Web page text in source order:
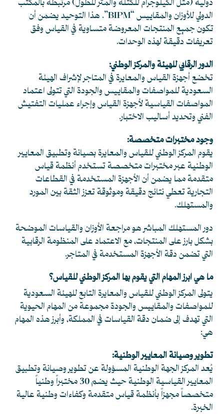
دولية (مثل الكيلوجرام للكتلة والمتر للطول) مرتبطة بالمكتب
الدولي للأوزان والمقاييس “BIPM”. هذا التوحيد يضمن أن
تكون جميع المنتجات المعروضة متساوية في القياس وفق
تعريفات دقيقة لهذه الوحدات.
الدور الرقابي للهيئة والمركز الوطني:
تخضع أجهزة القياس والمعايرة في المتاجر لإشراف الهيئة
السعودية للمواصفات والمقاييس والجودة التي تتولى اعتماد
المواصفات القياسية لأجهزة القياس وإجراء عمليات التفتيش
الفني وتحديد أساليب الاختبار.
وجود مختبرات متخصصة:
يقوم المركز الوطني للقياس والمعايرة بصيانة وتطبيق المعايير
الوطنية عبر مختبرات متخصصة تستخدم أنظمة قياس
متقدمة مما يضمن أن الأجهزة المستخدمة في القطاعات
التجارية تعطي نتائج دقيقة وموثوقة تعزز الثقة بين المورد
والمستهلك.
دور المستهلك المباشر هو مراجعة الأوزان والقياسات الموضحة
بشكل بارز على المنتجات، مع الاعتماد على المنظومة الرقابية
التي تضمن دقة الأجهزة المستخدمة في المتاجر.
ما هي ابرز المهام التي يقوم بها المركز الوطني للقياس؟
يتولى المركز الوطني للقياس والمعايرة التابع للهيئة السعودية
للمواصفات والمقاييس والجودة مجموعة من المهام الحيوية
التي تهدف إلى ضمان دقة القياسات في المملكة، وأبرز هذه المهام
هي:
تطوير وصيانة المعايير الوطنية:
يُعد المركز الجهة الوطنية المسؤولة عن تطوير وصيانة وتطبيق
المعايير القياسية الوطنية حيث يضم 30 مختبراً وطنياً
متخصصاً مجهزاً بأنظمة قياس متقدمة وكفاءات وطنية عالية
الخبرة.